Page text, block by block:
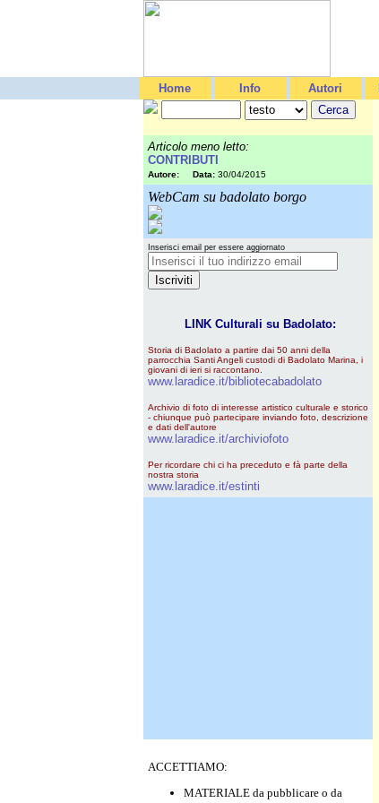
Home Info Autori
Articolo meno letto:
CONTRIBUTI
Autore: Data: 30/04/2015
WebCam su badolato borgo
Inserisci email per essere aggiornato
LINK Culturali su Badolato:
Storia di Badolato a partire dai 50 anni della
parrocchia Santi Angeli custodi di Badolato Marina, i
giovani di ieri si raccontano.
www.laradice.it/bibliotecabadolato
Archivio di foto di interesse artistico culturale e storico
- chiunque può partecipare inviando foto, descrizione
e dati dell'autore
www.laradice.it/archiviofoto
Per ricordare chi ci ha preceduto e fà parte della
nostra storia
www.laradice.it/estinti
ACCETTIAMO:
MATERIALE da pubblicare o da